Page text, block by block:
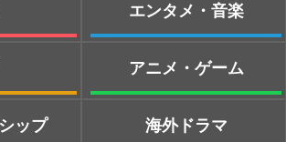
ップ
エンタメ・音楽
アニメ・ゲーム
海外ドラマ